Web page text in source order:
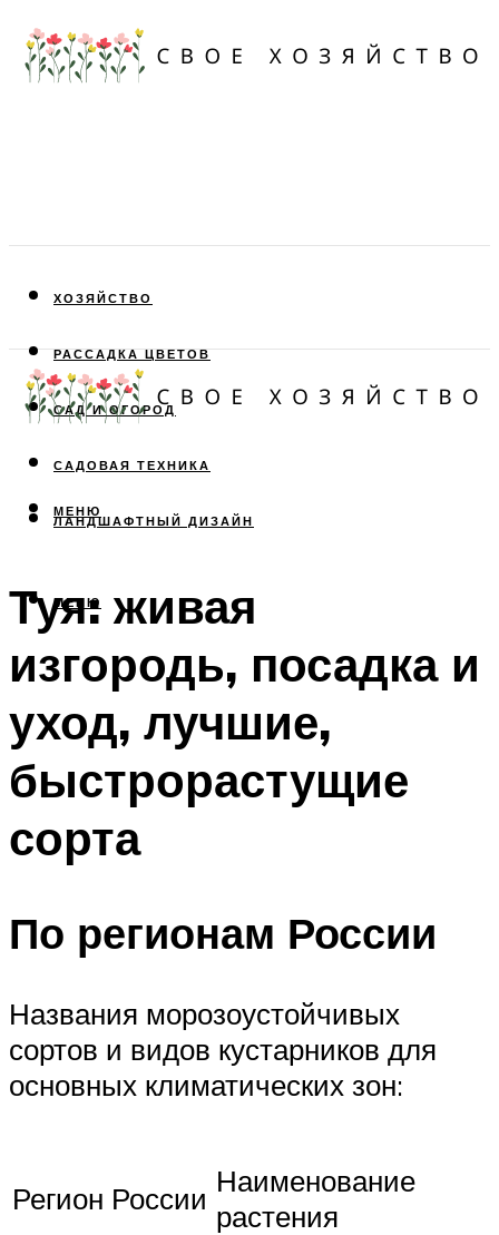
ХОЗЯЙСТВО
РАССАДКА ЦВЕТОВ
САД И ОГОРОД
САДОВАЯ ТЕХНИКА
ЛАНДШАФТНЫЙ ДИЗАЙН
МЕНЮ
МЕНЮ
Туя: живая
изгородь, посадка и
уход, лучшие,
быстрорастущие
сорта
По регионам России
Названия морозоустойчивых
сортов и видов кустарников для
основных климатических зон:
Регион России Наименование
растения